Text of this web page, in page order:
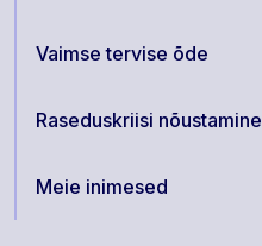
Vaimse tervise õde
Raseduskriisi nõustamine
Meie inimesed